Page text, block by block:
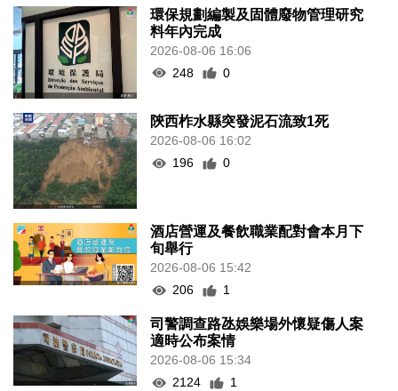
環保規劃編製及固體廢物管理研究
料年內完成
2026-08-06 16:06
248
0
陝西柞水縣突發泥石流致1死
2026-08-06 16:02
196
0
酒店營運及餐飲職業配對會本月下
旬舉行
2026-08-06 15:42
206
1
司警調查路氹娛樂場外懷疑傷人案
適時公布案情
2026-08-06 15:34
2124
1